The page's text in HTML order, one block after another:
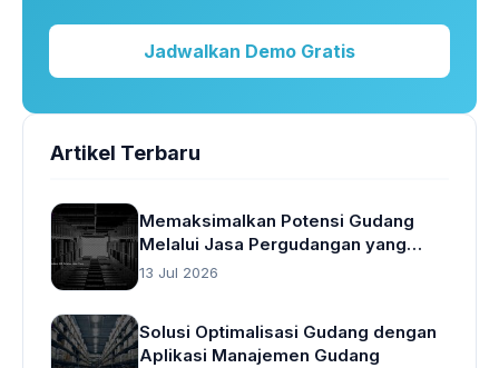
Jadwalkan Demo Gratis
Artikel Terbaru
Memaksimalkan Potensi Gudang
Melalui Jasa Pergudangan yang
Cerdas
13 Jul 2026
Solusi Optimalisasi Gudang dengan
Aplikasi Manajemen Gudang